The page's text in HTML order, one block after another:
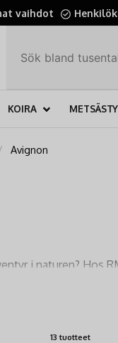
vaihdot
KOIRA
Avignon
i naturen? Hos
hantverk och
13 tuotteet